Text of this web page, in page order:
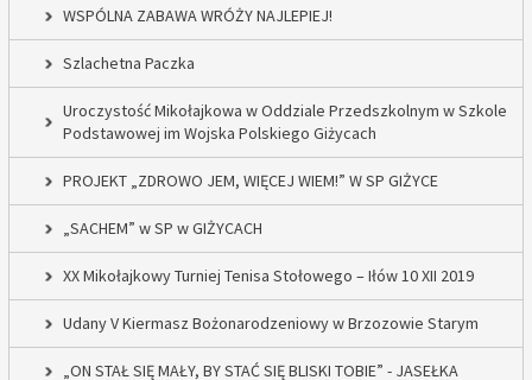
WSPÓLNA ZABAWA WRÓŻY NAJLEPIEJ!
Szlachetna Paczka
Uroczystość Mikołajkowa w Oddziale Przedszkolnym w Szkole
Podstawowej im Wojska Polskiego Giżycach
PROJEKT „ZDROWO JEM, WIĘCEJ WIEM!” W SP GIŻYCE
„SACHEM” w SP w GIŻYCACH
XX Mikołajkowy Turniej Tenisa Stołowego – Iłów 10 XII 2019
Udany V Kiermasz Bożonarodzeniowy w Brzozowie Starym
„ON STAŁ SIĘ MAŁY, BY STAĆ SIĘ BLISKI TOBIE” - JASEŁKA